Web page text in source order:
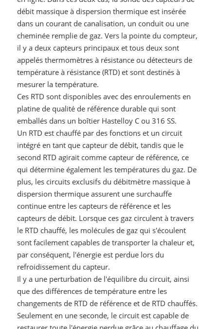
débit massique à dispersion thermique est insérée
dans un courant de canalisation, un conduit ou une
cheminée remplie de gaz. Vers la pointe du compteur,
il y a deux capteurs principaux et tous deux sont
appelés thermomètres à résistance ou détecteurs de
température à résistance (RTD) et sont destinés à
mesurer la température.
Ces RTD sont disponibles avec des enroulements en
platine de qualité de référence durable qui sont
emballés dans un boîtier Hastelloy C ou 316 SS.
Un RTD est chauffé par des fonctions et un circuit
intégré en tant que capteur de débit, tandis que le
second RTD agirait comme capteur de référence, ce
qui détermine également les températures du gaz. De
plus, les circuits exclusifs du débitmètre massique à
dispersion thermique assurent une surchauffe
continue entre les capteurs de référence et les
capteurs de débit. Lorsque ces gaz circulent à travers
le RTD chauffé, les molécules de gaz qui s'écoulent
sont facilement capables de transporter la chaleur et,
par conséquent, l'énergie est perdue lors du
refroidissement du capteur.
Il y a une perturbation de l'équilibre du circuit, ainsi
que des différences de température entre les
changements de RTD de référence et de RTD chauffés.
Seulement en une seconde, le circuit est capable de